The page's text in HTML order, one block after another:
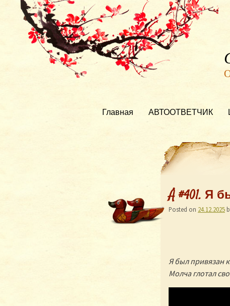
Главная АВТООТВЕТЧИК
Å #401. Я
Posted on 24.12.2025
Я был привязан
Молча глотал